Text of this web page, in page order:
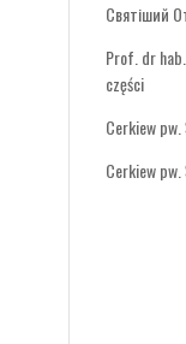
Святіший
Prof. dr
części
Cerkiew pw.
Cerkiew